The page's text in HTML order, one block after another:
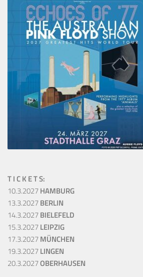
T I C K E T S:
10.3.2027HAMBURG
13.3.2027BERLIN
14.3.2027BIELEFELD
15.3.2027LEIPZIG
17.3.2027MÜNCHEN
19.3.2027LINGEN
20.3.2027OBERHAUSEN